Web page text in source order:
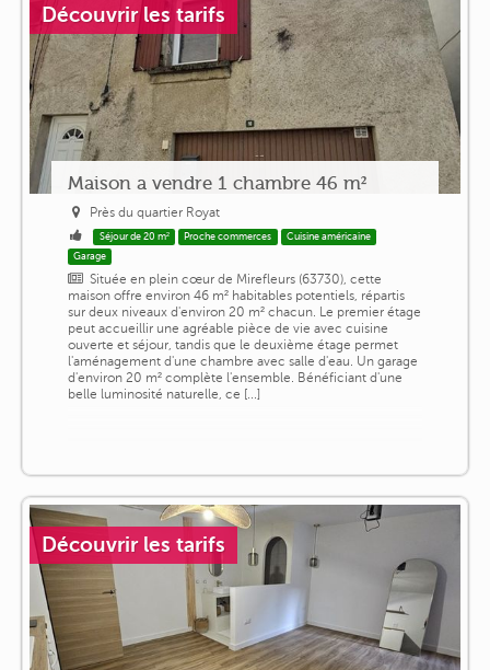
Découvrir les tarifs
Maison a vendre 1 chambre 46 m²
Près du quartier Royat
Séjour de 20 m² Proche commerces
Cuisine américaine
Garage
Située en plein cœur de Mirefleurs (63730), cette
maison offre environ 46 m² habitables potentiels, répartis
sur deux niveaux d'environ 20 m² chacun. Le premier étage
peut accueillir une agréable pièce de vie avec cuisine
ouverte et séjour, tandis que le deuxième étage permet
l'aménagement d'une chambre avec salle d'eau. Un garage
d'environ 20 m² complète l'ensemble. Bénéficiant d'une
belle luminosité naturelle, ce [...]
Découvrir les tarifs